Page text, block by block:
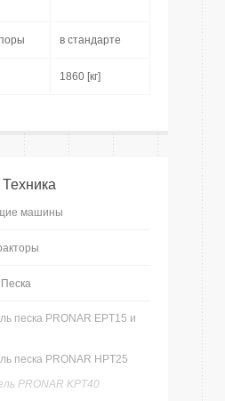
в стандарте
1860 [кг]
машины
песка PRONAR EPT15 и
песка PRONAR HPT25
PRONAR KPT40